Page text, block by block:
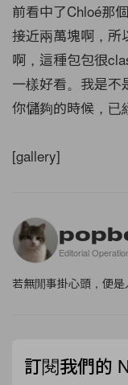
前看中了Chloé那
接近兩萬塊啊，所
啊，這種包包很
一樣好看。我是不
你儲夠的時候，已
[gallery]
Editorial
若無閒事掛心頭，便
訂閱我們的